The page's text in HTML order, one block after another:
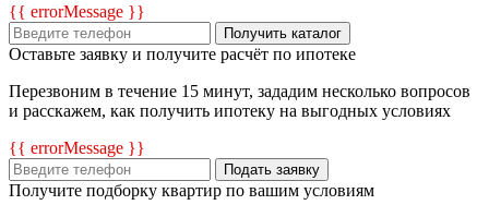
{{ errorMessage }}
Получить каталог
Оставьте заявку и получите расчёт по ипотеке
Перезвоним в течение 15 минут, зададим несколько вопросов
и расскажем, как получить ипотеку на выгодных условиях
{{ errorMessage }}
Подать заявку
Получите подборку квартир по вашим условиям